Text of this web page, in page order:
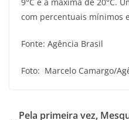
com percentuais mínimos
Fonte: Agência Brasil
Foto: Marcelo Camargo/
Pela primeira vez,